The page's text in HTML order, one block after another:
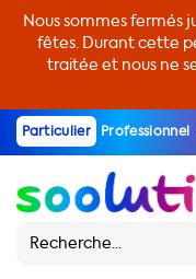
Nous sommes fermés
fêtes. Durant cette
traitée et nous ne
Particulier Professionnel